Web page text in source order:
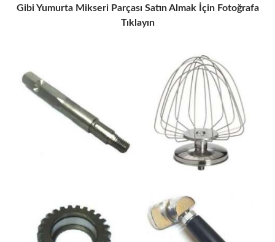
Gibi Yumurta Mikseri Parçası Satın Almak İçin Fotoğrafa
Tıklayın